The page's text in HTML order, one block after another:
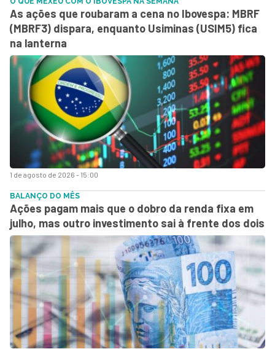
1 de agosto de 2026 - 15:00
As ações que roubaram a cena no Ibovespa: MBRF
(MBRF3) dispara, enquanto Usiminas (USIM5) fica
na lanterna
BALANÇO DO MÊS
Ações pagam mais que o dobro da renda fixa em
julho, mas outro investimento sai à frente dos dois